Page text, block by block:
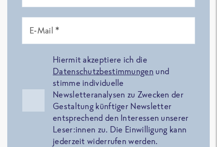
E-Mail *
Hiermit akzeptiere ich die
Datenschutzbestimmungen und
stimme individuelle
Newsletteranalysen zu Zwecken der
Gestaltung künftiger Newsletter
entsprechend den Interessen unserer
Leser:innen zu. Die Einwilligung kann
jederzeit widerrufen werden.